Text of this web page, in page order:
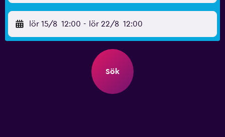
lör 15/8 12:00 - lör 22/8 12:00
Sök